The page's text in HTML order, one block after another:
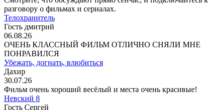
разговору о фильмах и сериалах.
Телохранитель
Гость дмитрий
06.08.26
ОЧЕНЬ КЛАССНЫЙ ФИЛЬМ ОТЛИЧНО СНЯЛИ МНЕ
ПОНРАВИЛСЯ
Убежать, догнать, влюбиться
Дахир
30.07.26
Фильм очень хороший весёлый и места очень красивые!
Невский 8
Гость Сергей